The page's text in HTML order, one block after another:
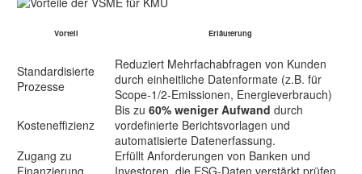
Vorteil Erläuterung
Standardisierte
Prozesse
Reduziert Mehrfachabfragen von Kunden
durch einheitliche Datenformate (z.B. für
Scope-1/2-Emissionen, Energieverbrauch)
Kosteneffizienz
Bis zu 60% weniger Aufwand durch
vordefinierte Berichtsvorlagen und
automatisierte Datenerfassung.
Zugang zu
Erfüllt Anforderungen von Banken und